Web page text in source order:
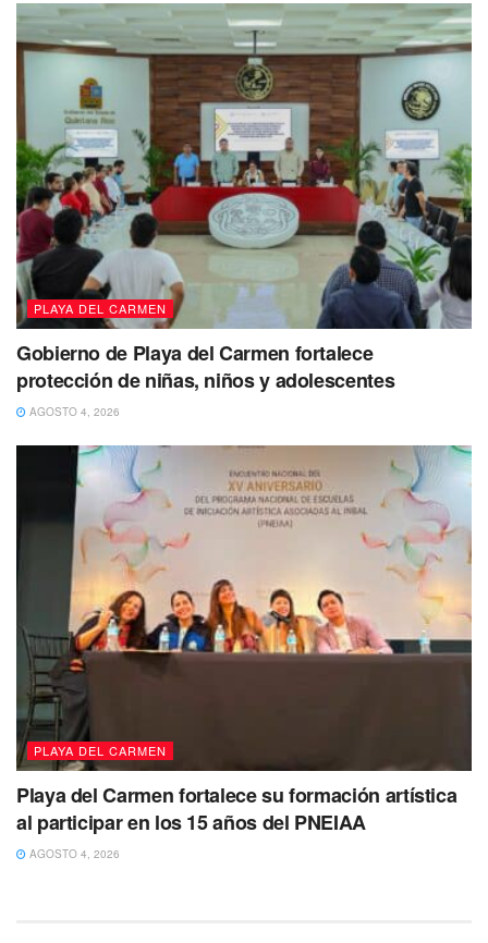
PLAYA DEL CARMEN
Gobierno de Playa del Carmen fortalece
protección de niñas, niños y adolescentes
AGOSTO 4, 2026
PLAYA DEL CARMEN
Playa del Carmen fortalece su formación artística
al participar en los 15 años del PNEIAA
AGOSTO 4, 2026